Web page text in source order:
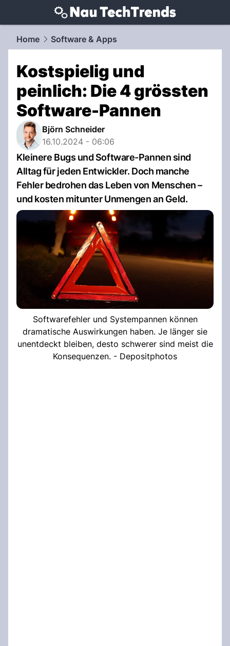
techtrends.NAU.ch
Home Software & Apps
Kostspielig und
peinlich: Die 4 grössten
Software-Pannen
Björn Schneider
16.10.2024 - 06:06
Kleinere Bugs und Software-Pannen sind
Alltag für jeden Entwickler. Doch manche
Fehler bedrohen das Leben von Menschen –
und kosten mitunter Unmengen an Geld.
Softwarefehler und Systempannen können
dramatische Auswirkungen haben. Je länger sie
unentdeckt bleiben, desto schwerer sind meist die
Konsequenzen. - Depositphotos